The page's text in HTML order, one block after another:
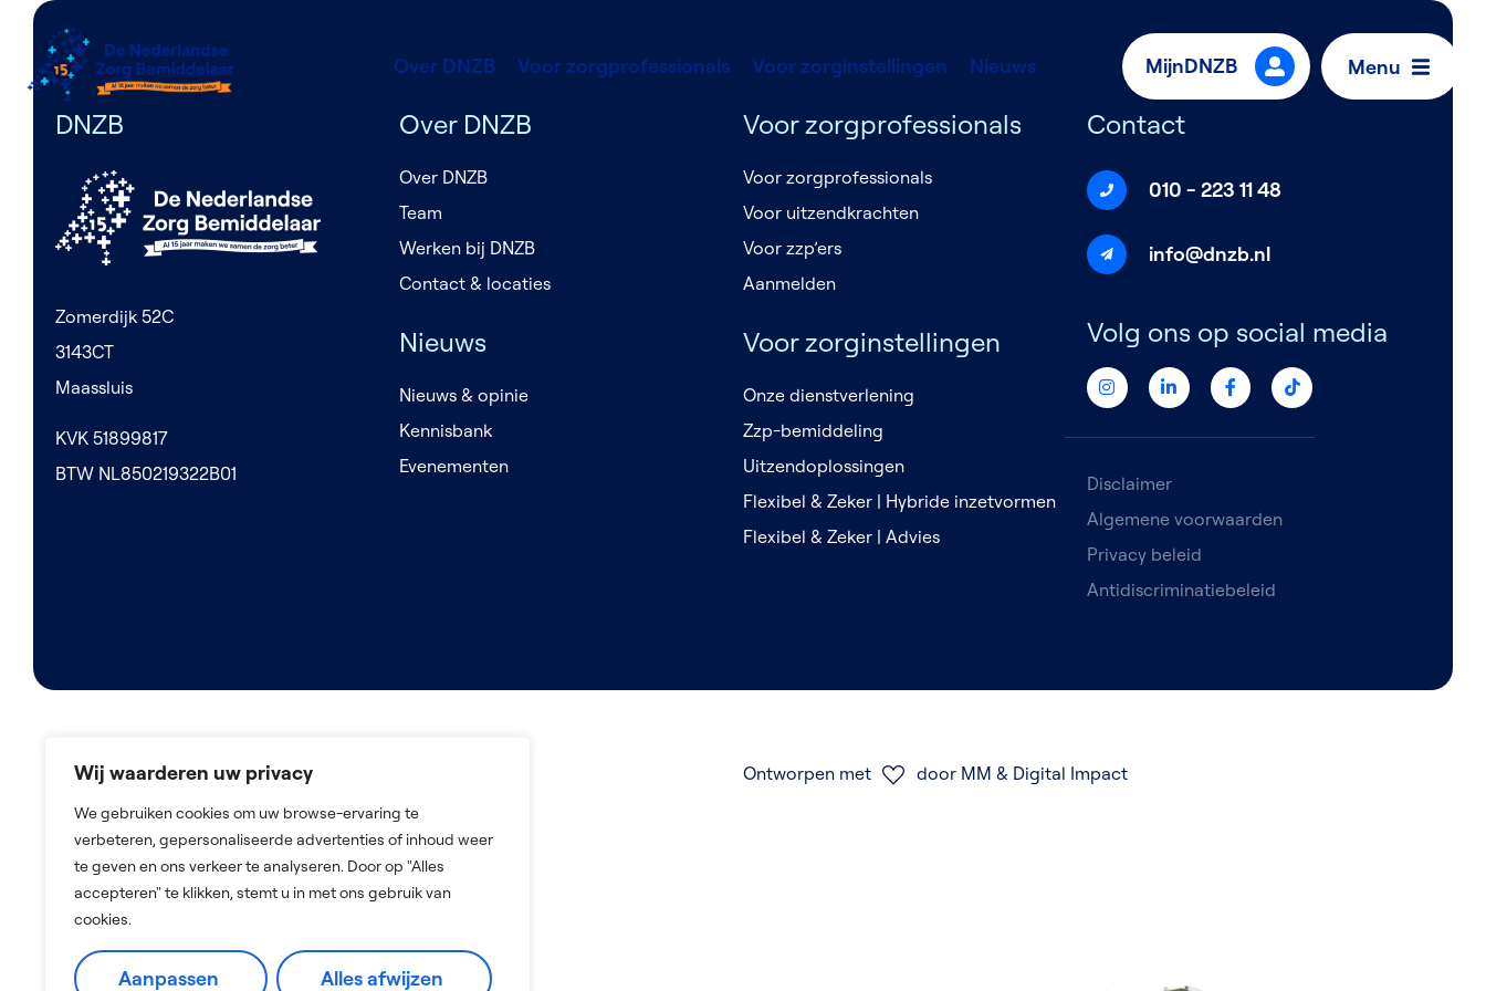
Wij waarderen uw privacy
We gebruiken cookies om uw browse-ervaring te
verbeteren, gepersonaliseerde advertenties of inhoud weer
te geven en ons verkeer te analyseren. Door op "Alles
accepteren" te klikken, stemt u in met ons gebruik van
cookies.
Aanpassen Alles afwijzen
Over DNZB Voor zorgprofessionals Voor zorginstellingen Nieuws MijnDNZB Menu
DNZB
Zomerdijk 52C
3143CT
Maassluis
KVK 51899817
BTW NL850219322B01
Over DNZB
Over DNZB
Team
Werken bij DNZB
Contact & locaties
Nieuws
Nieuws & opinie
Kennisbank
Evenementen
Voor zorgprofessionals
Voor zorgprofessionals
Voor uitzendkrachten
Voor zzp’ers
Aanmelden
Voor zorginstellingen
Onze dienstverlening
Zzp-bemiddeling
Uitzendoplossingen
Flexibel & Zeker | Hybride inzetvormen
Flexibel & Zeker | Advies
Contact
010 - 223 11 48
info@dnzb.nl
Volg ons op social media
Disclaimer
Algemene voorwaarden
Privacy beleid
Antidiscriminatiebeleid
2026 © De Nederlandse Zorg Bemiddelaar Ontworpen met door MM & Digital Impact